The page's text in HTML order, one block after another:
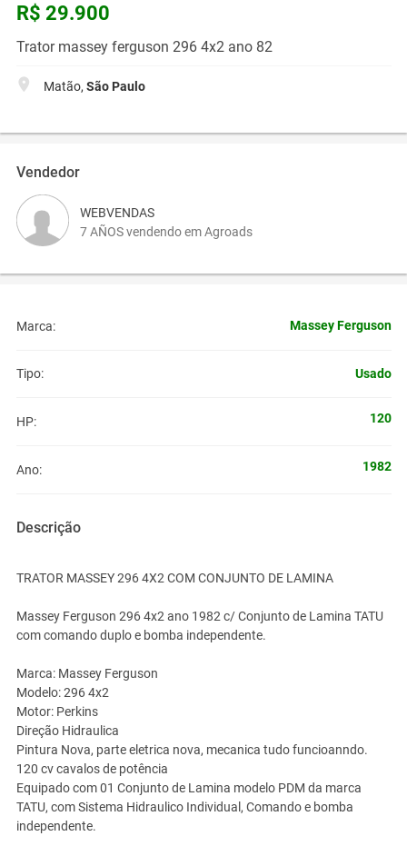
R$ 29.900
Trator massey ferguson 296 4x2 ano 82
Matão, São Paulo
Vendedor
WEBVENDAS
7 AÑOS vendendo em Agroads
Marca: Massey Ferguson
Tipo: Usado
HP: 120
Ano: 1982
Descrição
TRATOR MASSEY 296 4X2 COM CONJUNTO DE LAMINA
Massey Ferguson 296 4x2 ano 1982 c/ Conjunto de Lamina TATU
com comando duplo e bomba independente.
Marca: Massey Ferguson
Modelo: 296 4x2
Motor: Perkins
Direção Hidraulica
Pintura Nova, parte eletrica nova, mecanica tudo funcioanndo.
120 cv cavalos de potência
Equipado com 01 Conjunto de Lamina modelo PDM da marca
TATU, com Sistema Hidraulico Individual, Comando e bomba
independente.